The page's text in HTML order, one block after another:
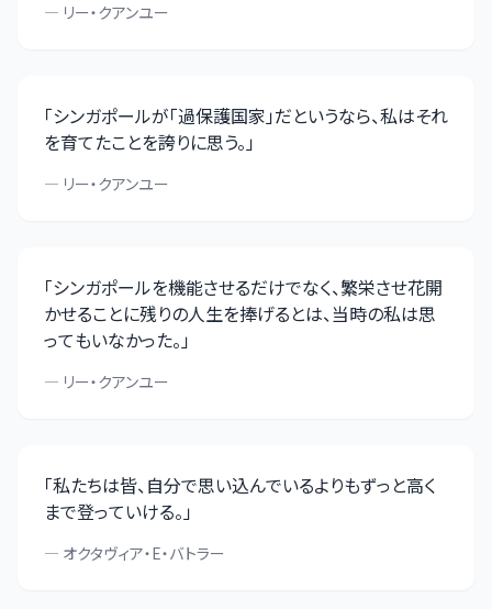
— リー・クアンユー
「シンガポールが「過保護国家」だというなら、私はそれ
を育てたことを誇りに思う。」
— リー・クアンユー
「シンガポールを機能させるだけでなく、繁栄させ花開
かせることに残りの人生を捧げるとは、当時の私は思
ってもいなかった。」
— リー・クアンユー
「私たちは皆、自分で思い込んでいるよりもずっと高く
まで登っていける。」
— オクタヴィア・E・バトラー